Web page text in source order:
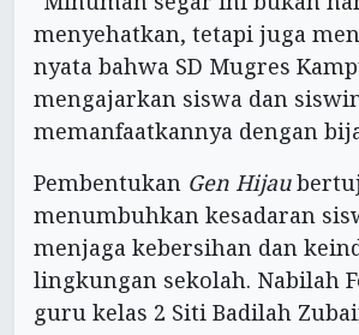
menyehatkan, tetapi juga
nyata bahwa SD Mugres
mengajarkan siswa dan
memanfaatkannya dengan
Pembentukan Gen Hijau
menumbuhkan kesadaran
menjaga kebersihan dan
lingkungan sekolah. Nabilah
guru kelas 2 Siti Badilah